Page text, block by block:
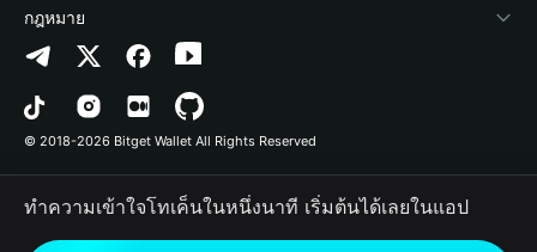
ติดต่อเรา
ทรัพยากรข้อมูลของแบรนด์
อาชีพ
Altcoin Season Index
Prediction Markets
DApp
RWA
ลิสต์โปรเจกต์
การตรวจจับการอนุญาต
การตรวจจับสัญญา
การโอนเป็นชุด
Arbitrum
Avalanche
Bitcoin
Polygon
กฎหมาย
นโยบายความเป็นส่วนตัว
ข้อตกลงในการใช้บริการ
© 2018-2026 Bitget Wallet All Rights Reserved
ทำความเข้าใจโทเค็นในหนึ่งนาที เริ่มต้นได้เลยในแอป